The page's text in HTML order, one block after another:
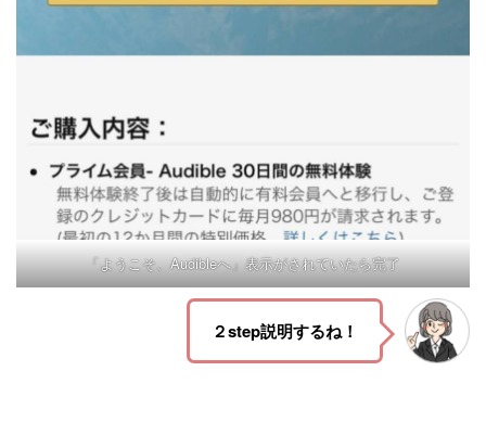
「ようこそ、Audibleへ」表示がされていたら完了
２step説明するね！